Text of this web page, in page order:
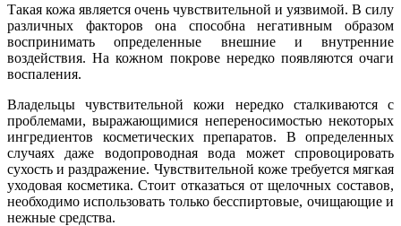
Такая кожа является очень чувствительной и уязвимой. В силу
различных факторов она способна негативным образом
воспринимать определенные внешние и внутренние
воздействия. На кожном покрове нередко появляются очаги
воспаления.
Владельцы чувствительной кожи нередко сталкиваются с
проблемами, выражающимися непереносимостью некоторых
ингредиентов косметических препаратов. В определенных
случаях даже водопроводная вода может спровоцировать
сухость и раздражение. Чувствительной коже требуется мягкая
уходовая косметика. Стоит отказаться от щелочных составов,
необходимо использовать только бесспиртовые, очищающие и
нежные средства.